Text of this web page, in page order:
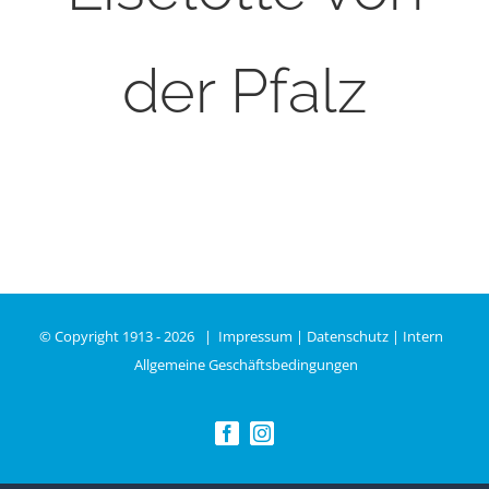
der Pfalz
© Copyright 1913 -2026 | Impressum | Datenschutz | Intern
Allgemeine Geschäftsbedingungen
FacebookInstagram